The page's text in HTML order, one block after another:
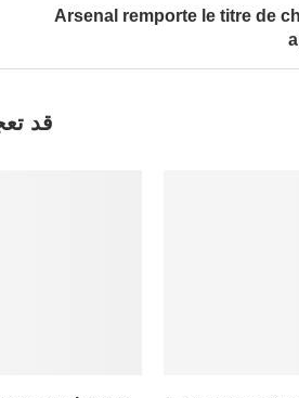
Arsenal remporte le titre de
قد